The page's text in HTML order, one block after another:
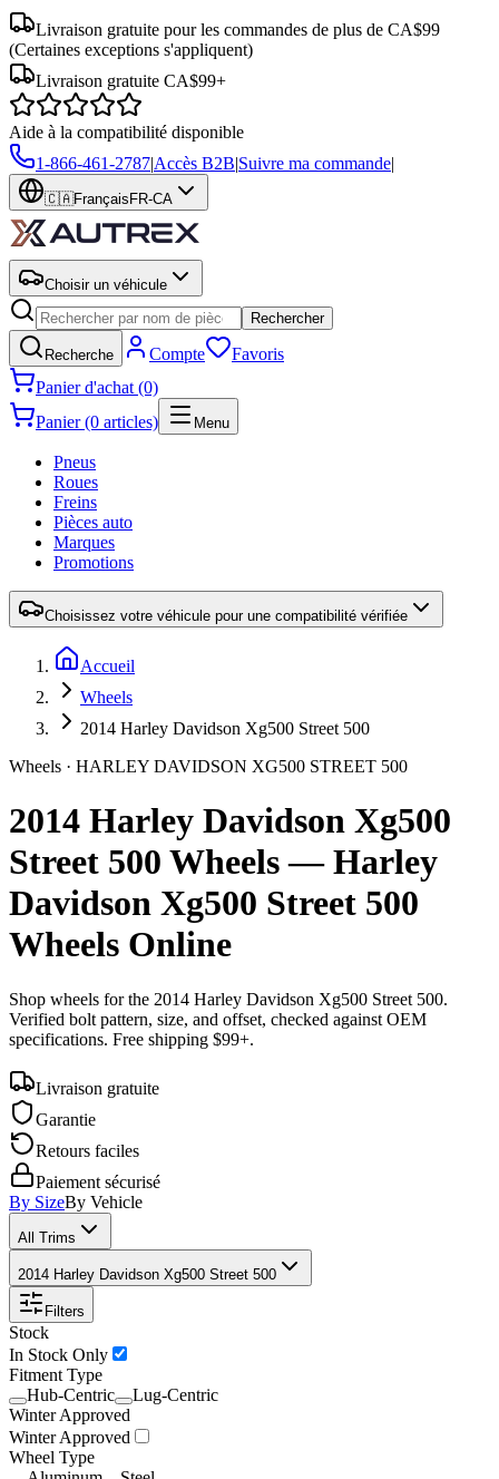
Livraison gratuite pour les commandes de plus de CA$99
(Certaines exceptions s'appliquent)
Livraison gratuite CA$99+
Aide à la compatibilité disponible
1-866-461-2787|Accès B2B|Suivre ma commande|
🇨🇦Français FR-CA
Choisir un véhicule
Rechercher
Recherche Compte
Favoris
Panier d'achat (0)
Panier (0 articles)
Menu
Pneus
Roues
Freins
Pièces auto
Marques
Promotions
Choisissez votre véhicule pour une compatibilité vérifiée
Accueil
Wheels
2014 Harley Davidson Xg500 Street 500
Wheels · HARLEY DAVIDSON XG500 STREET 500
2014 Harley Davidson Xg500
Street 500 Wheels — Harley
Davidson Xg500 Street 500
Wheels Online
Shop wheels for the 2014 Harley Davidson Xg500 Street 500.
Verified bolt pattern, size, and offset, checked against OEM
specifications. Free shipping $99+.
Livraison gratuite
Garantie
Retours faciles
Paiement sécurisé
By SizeBy Vehicle
All Trims
2014 Harley Davidson Xg500 Street 500
Filters
Stock
In Stock Only
Fitment Type
Hub-Centric
Lug-Centric
Winter Approved
Winter Approved
Wheel Type